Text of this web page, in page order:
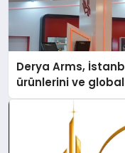
Derya Arms,
ürünlerini ve